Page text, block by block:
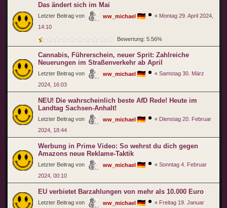
Das ändert sich im Mai
Letzter Beitrag von ww_michael « Montag 29. April 2024,
14:10
Bewertung: 5.56%
Cannabis, Führerschein, neuer Sprit: Zahlreiche
Neuerungen im Straßenverkehr ab April
Letzter Beitrag von ww_michael « Samstag 30. März
2024, 16:03
NEU! Die wahrscheinlich beste AfD Rede! Heute im
Landtag Sachsen-Anhalt!
Letzter Beitrag von ww_michael « Dienstag 20. Februar
2024, 18:44
Werbung in Prime Video: So wehrst du dich gegen
Amazons neue Reklame-Taktik
Letzter Beitrag von ww_michael « Sonntag 4. Februar
2024, 00:10
EU verbietet Barzahlungen von mehr als 10.000 Euro
Letzter Beitrag von ww_michael « Freitag 19. Januar